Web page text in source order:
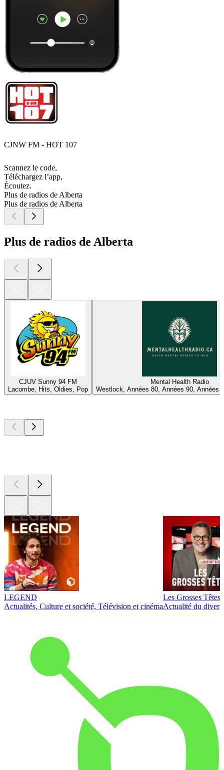
CJNW FM - HOT 107
Scannez le code,
Téléchargez l’app,
Écoutez.
Plus de radios de Alberta
Plus de radios de Alberta
Plus de radios de Alberta
CJUV Sunny 94 FM
Lacombe, Hits, Oldies, Pop
Mental Health Radio
Westlock, Années 80, Années 90, Années
LEGEND
Actualités, Culture et société, Télévision et cinéma
Les Grosses Têtes
Actualité du